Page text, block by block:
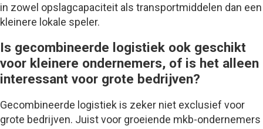
in zowel opslagcapaciteit als transportmiddelen dan een
kleinere lokale speler.
Is gecombineerde logistiek ook geschikt
voor kleinere ondernemers, of is het alleen
interessant voor grote bedrijven?
Gecombineerde logistiek is zeker niet exclusief voor
grote bedrijven. Juist voor groeiende mkb-ondernemers